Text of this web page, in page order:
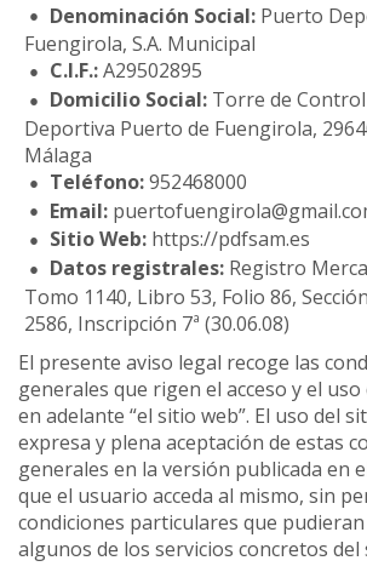
Denominación Social: Puerto
Fuengirola, S.A. Municipal
C.I.F.:A29502895
Domicilio Social: Torre de
Deportiva Puerto de Fuengirola,
Málaga
Teléfono:952468000
Email:
Sitio Web: https://pdfsam.es
Datos registrales: Registro
Tomo 1140, Libro 53, Folio 86,
2586, Inscripción 7ª (30.06.08)
El presente aviso legal recoge las
generales que rigen el acceso y el
en adelante “el sitio web”. El uso del
expresa y plena aceptación de estas
generales en la versión publicada en
que el usuario acceda al mismo, sin
condiciones particulares que
algunos de los servicios concretos del